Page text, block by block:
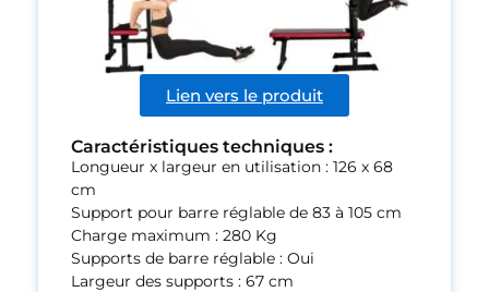
Lien vers le produit
Caractéristiques techniques :
Longueur x largeur en utilisation : 126 x 68
cm
Support pour barre réglable de 83 à 105 cm
Charge maximum : 280 Kg
Supports de barre réglable : Oui
Largeur des supports : 67 cm